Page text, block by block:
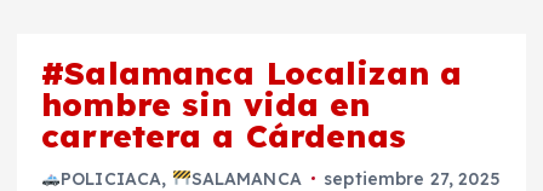
#Salamanca Localizan a
hombre sin vida en
carretera a Cárdenas
POLICIACA, SALAMANCA septiembre 27, 2025